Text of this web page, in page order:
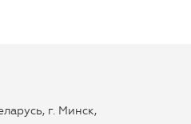
г. Минск,